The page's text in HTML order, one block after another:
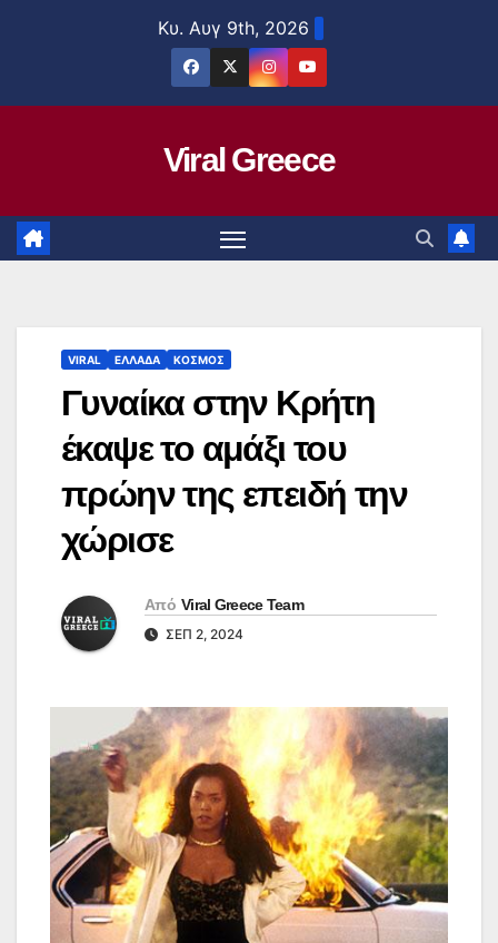
Κυ. Αυγ 9th, 2026
Viral Greece
VIRAL ΕΛΛΑΔΑ ΚΟΣΜΟΣ
Γυναίκα στην Κρήτη
έκαψε το αμάξι του
πρώην της επειδή την
χώρισε
Από Viral Greece Team
ΣΕΠ 2, 2024